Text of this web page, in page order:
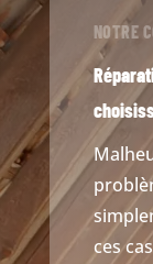
NOTRE
ces